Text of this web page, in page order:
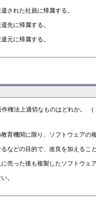
された社員に帰属する。
先に帰属する。
元に帰属する。
作権法上適切なものはどれか。 (
育機関に限り、ソフトウェアの
などの目的で、改良を加えるこ
売った後も複製したソフトウェ
。